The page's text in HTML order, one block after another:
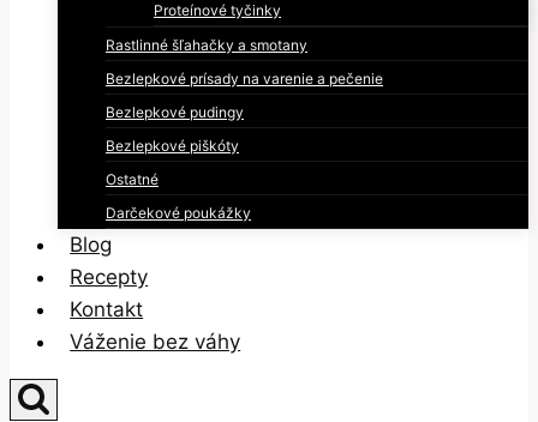
Proteínové tyčinky
Rastlinné šľahačky a smotany
Bezlepkové prísady na varenie a pečenie
Bezlepkové pudingy
Bezlepkové piškóty
Ostatné
Darčekové poukážky
Blog
Recepty
Kontakt
Váženie bez váhy